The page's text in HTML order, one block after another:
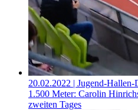
20.02.2022 | Jugend-
1.500 Meter: Carolin
zweiten Tages